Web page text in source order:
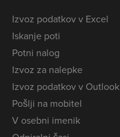
Izvoz podatkov v Excel
Iskanje poti
Potni nalog
Izvoz za nalepke
Izvoz podatkov v Outlook
Pošlji na mobitel
V osebni imenik